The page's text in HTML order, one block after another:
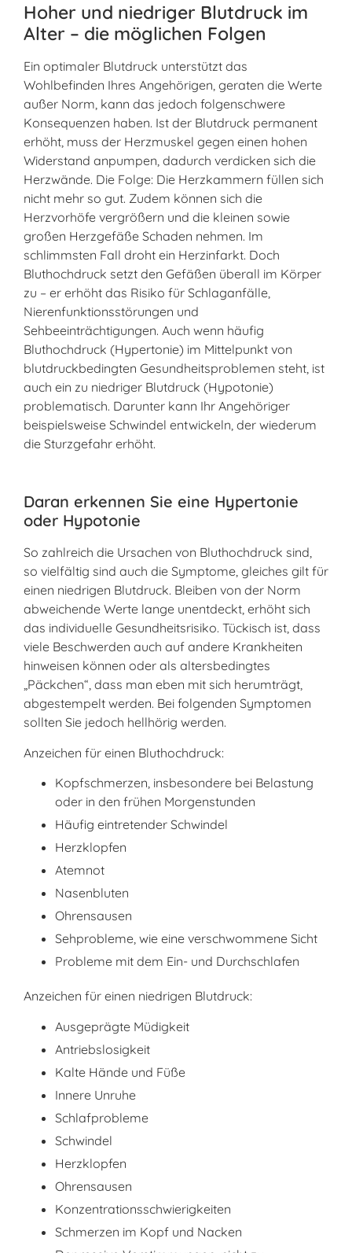
Hoher und niedriger Blutdruck im
Alter – die möglichen Folgen
Ein optimaler Blutdruck unterstützt das
Wohlbefinden Ihres Angehörigen, geraten die Werte
außer Norm, kann das jedoch folgenschwere
Konsequenzen haben. Ist der Blutdruck permanent
erhöht, muss der Herzmuskel gegen einen hohen
Widerstand anpumpen, dadurch verdicken sich die
Herzwände. Die Folge: Die Herzkammern füllen sich
nicht mehr so gut. Zudem können sich die
Herzvorhöfe vergrößern und die kleinen sowie
großen Herzgefäße Schaden nehmen. Im
schlimmsten Fall droht ein Herzinfarkt. Doch
Bluthochdruck setzt den Gefäßen überall im Körper
zu – er erhöht das Risiko für Schlaganfälle,
Nierenfunktionsstörungen und
Sehbeeinträchtigungen. Auch wenn häufig
Bluthochdruck (Hypertonie) im Mittelpunkt von
blutdruckbedingten Gesundheitsproblemen steht, ist
auch ein zu niedriger Blutdruck (Hypotonie)
problematisch. Darunter kann Ihr Angehöriger
beispielsweise Schwindel entwickeln, der wiederum
die Sturzgefahr erhöht.
Daran erkennen Sie eine Hypertonie
oder Hypotonie
So zahlreich die Ursachen von Bluthochdruck sind,
so vielfältig sind auch die Symptome, gleiches gilt für
einen niedrigen Blutdruck. Bleiben von der Norm
abweichende Werte lange unentdeckt, erhöht sich
das individuelle Gesundheitsrisiko. Tückisch ist, dass
viele Beschwerden auch auf andere Krankheiten
hinweisen können oder als altersbedingtes
„Päckchen“, dass man eben mit sich herumträgt,
abgestempelt werden. Bei folgenden Symptomen
sollten Sie jedoch hellhörig werden.
Anzeichen für einen Bluthochdruck:
Kopfschmerzen, insbesondere bei Belastung
oder in den frühen Morgenstunden
Häufig eintretender Schwindel
Herzklopfen
Atemnot
Nasenbluten
Ohrensausen
Sehprobleme, wie eine verschwommene Sicht
Probleme mit dem Ein- und Durchschlafen
Anzeichen für einen niedrigen Blutdruck:
Ausgeprägte Müdigkeit
Antriebslosigkeit
Kalte Hände und Füße
Innere Unruhe
Schlafprobleme
Schwindel
Herzklopfen
Ohrensausen
Konzentrationsschwierigkeiten
Schmerzen im Kopf und Nacken